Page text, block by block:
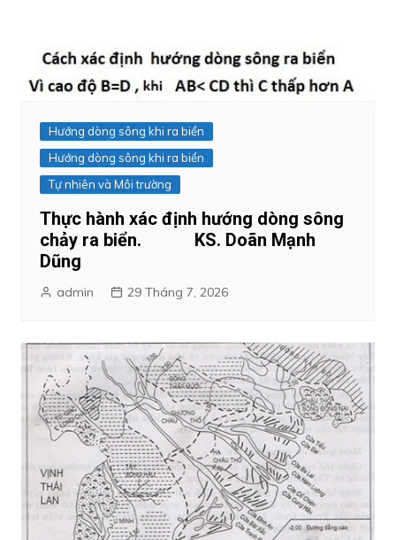
Hướng dòng sông khi ra biển
Hướng dòng sông khi ra biển
Tự nhiên và Môi trường
Thực hành xác định hướng dòng sông
chảy ra biển. KS. Doãn Mạnh
Dũng
admin 29 Tháng 7, 2026